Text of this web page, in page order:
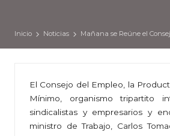
Inicio Noticias Mañana se Reúne el
El Consejo del Empleo, la
Mínimo, organismo tripartito
sindicalistas y empresarios y
ministro de Trabajo, Carlos